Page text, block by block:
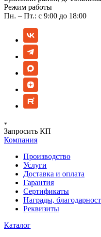
Режим работы
Пн. – Пт.: с 9:00 до 18:00
Запросить КП
Компания
Производство
Услуги
Доставка и оплата
Гарантия
Сертификаты
Награды,
Реквизиты
Каталог